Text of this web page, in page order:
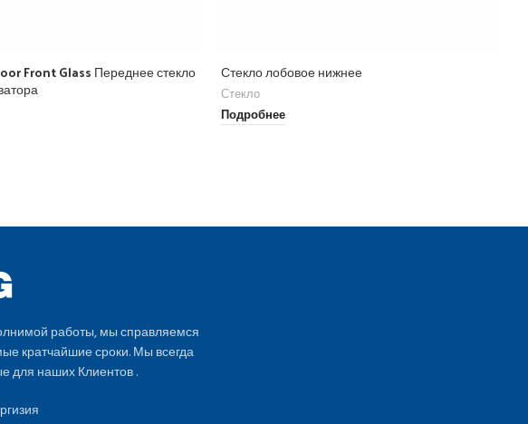
Front Glass Переднее стекло Стекло лобовое нижнее
Стекло
Подробнее
работы, мы справляемся
кратчайшие сроки. Мы всегда
для наших Клиентов .